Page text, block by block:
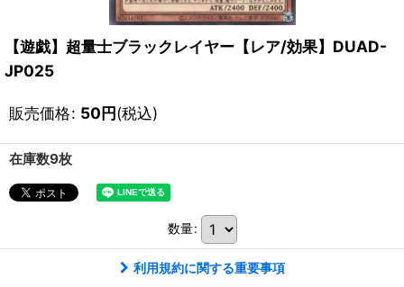
【遊戯】超量士ブラックレイヤー【レア/効果】DUAD-
JP025
販売価格: 50円(税込)
在庫数9枚
数量:
利用規約に関する重要事項